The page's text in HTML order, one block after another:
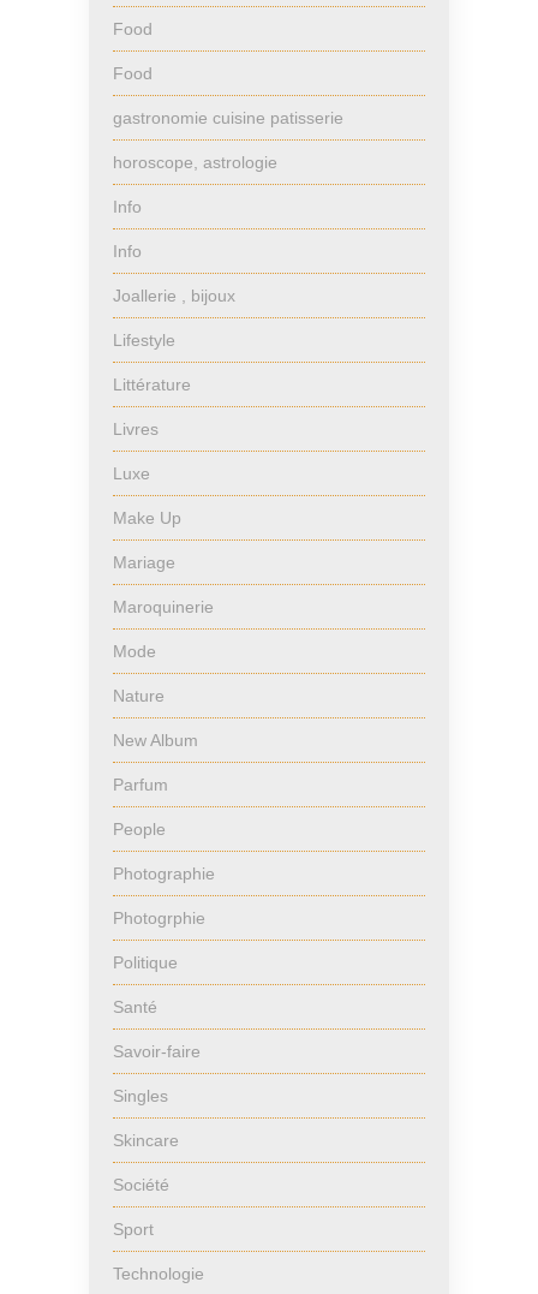
Food
Food
gastronomie cuisine patisserie
horoscope, astrologie
Info
Info
Joallerie , bijoux
Lifestyle
Littérature
Livres
Luxe
Make Up
Mariage
Maroquinerie
Mode
Nature
New Album
Parfum
People
Photographie
Photogrphie
Politique
Santé
Savoir-faire
Singles
Skincare
Société
Sport
Technologie